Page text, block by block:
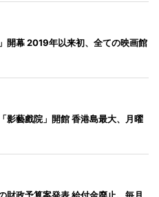
開幕 2019年以来初、全ての映画館
影藝戲院」開館 香港島最大、月曜
財政予算案発表 給付金廃止、毎月